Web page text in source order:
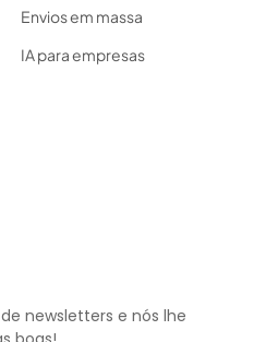
Envios em massa
IA para empresas
newsletters e nós lhe